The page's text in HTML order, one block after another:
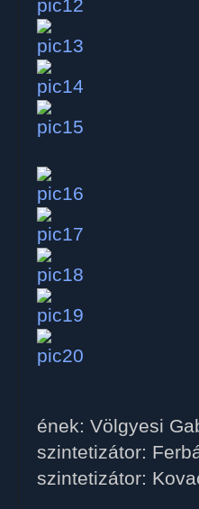
ének: Völgyesi
szintetizátor:
szintetizátor: